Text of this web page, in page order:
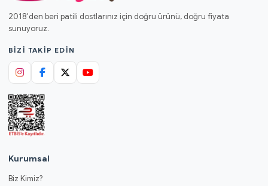
2018'den beri patili dostlarınız için doğru ürünü, doğru fiyata
sunuyoruz.
BIZI TAKIP EDIN
Kurumsal
Biz Kimiz?